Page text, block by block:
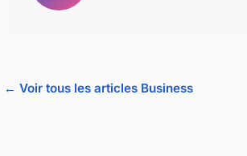
← Voir tous les articles Business